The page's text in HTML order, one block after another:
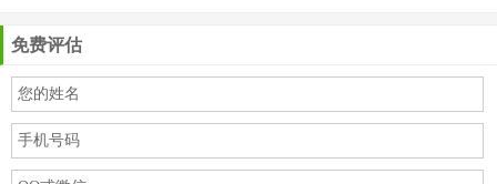
免费评估